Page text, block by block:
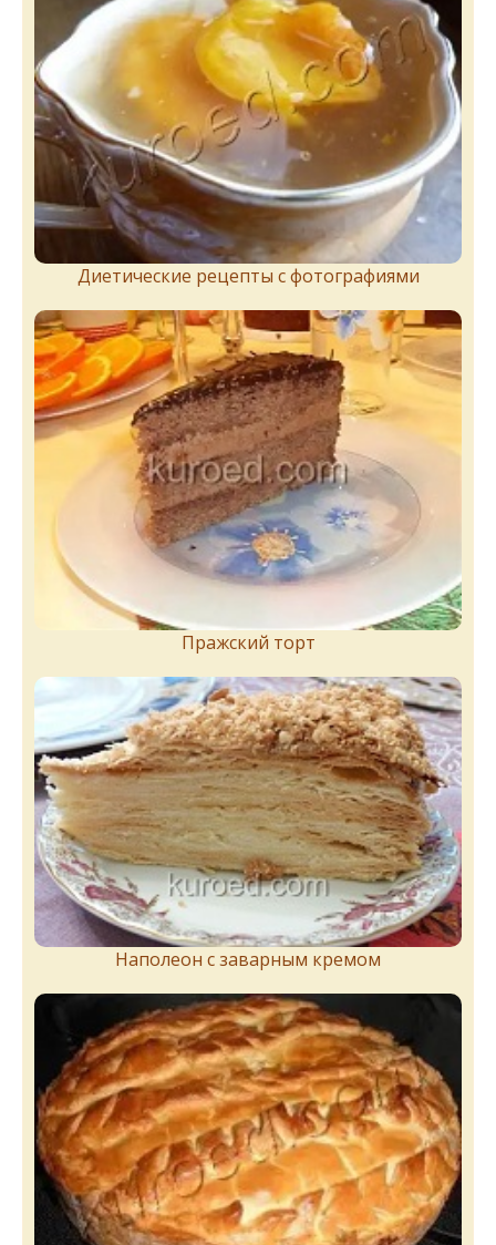
Диетические рецепты с фотографиями
Пражский торт
Наполеон с заварным кремом